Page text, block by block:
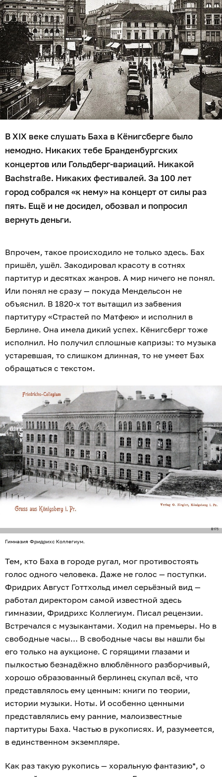
В XIX веке слушать Баха в Кёнигсберге было
немодно. Никаких тебе Бранденбургских
концертов или Гольдберг-вариаций. Никакой
Bachstraße. Никаких фестивалей. За 100 лет
город собрался «к нему» на концерт от силы раз
пять. Ещё и не досидел, обозвал и попросил
вернуть деньги.
Впрочем, такое происходило не только здесь. Бах
пришёл, ушёл. Закодировал красоту в сотнях
партитур и десятках жанров. А мир ничего не понял.
Или понял не сразу — покуда Мендельсон не
объяснил. В 1820-х тот вытащил из забвения
партитуру «Страстей по Матфею» и исполнил в
Берлине. Она имела дикий успех. Кёнигсберг тоже
исполнил. Но получил сплошные капризы: то музыка
устаревшая, то слишком длинная, то не умеет Бах
обращаться с текстом.
Гимназия Фридрихс Коллегиум.
Тем, кто Баха в городе ругал, мог противостоять
голос одного человека. Даже не голос — поступки.
Фридрих Август Готтхольд имел серьёзный вид —
работал директором самой известной здесь
гимназии, Фридрихс Коллегиум. Писал рецензии.
Встречался с музыкантами. Ходил на премьеры. Но в
свободные часы… В свободные часы вы нашли бы
его только на аукционе. С горящими глазами и
пылкостью безнадёжно влюблённого разборчивый,
хорошо образованный берлинец скупал всё, что
представлялось ему ценным: книги по теории,
истории музыки. Ноты. И особенно ценными
представлялись ему ранние, малоизвестные
партитуры Баха. Частью в рукописях. И, разумеется,
в единственном экземпляре.
Как раз такую рукопись — хоральную фантазию*, о